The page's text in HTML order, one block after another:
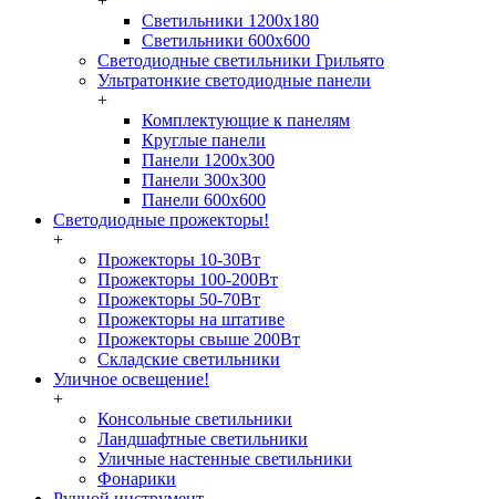
Светильники 1200х180
Светильники 600х600
Светодиодные светильники Грильято
Ультратонкие светодиодные панели
+
Комплектующие к панелям
Круглые панели
Панели 1200х300
Панели 300х300
Панели 600х600
Светодиодные прожекторы!
+
Прожекторы 10-30Вт
Прожекторы 100-200Вт
Прожекторы 50-70Вт
Прожекторы на штативе
Прожекторы свыше 200Вт
Складские светильники
Уличное освещение!
+
Консольные светильники
Ландшафтные светильники
Уличные настенные светильники
Фонарики